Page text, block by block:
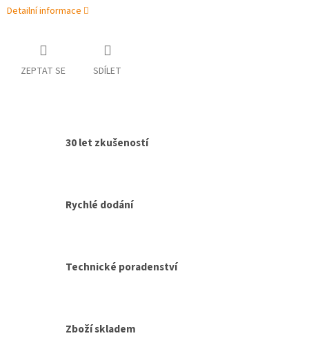
Detailní informace
ZEPTAT SE SDÍLET
30 let zkušeností
Rychlé dodání
Technické poradenství
Zboží skladem